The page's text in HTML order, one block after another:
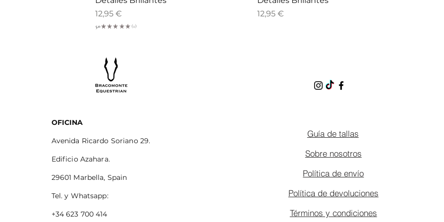
Precio
12,95 €
5.0★ ★ ★ ★ ★ 1
1
Precio
12,95 €
OFICINA
Avenida Ricardo Soriano 29.
Edificio Azahara.
29601 Marbella, Spain
Tel. y Whatsapp:
+34 623 700 414
Guía de tallas
Sobre nosotros
Política de envío
Política de devoluciones
Términos y condiciones